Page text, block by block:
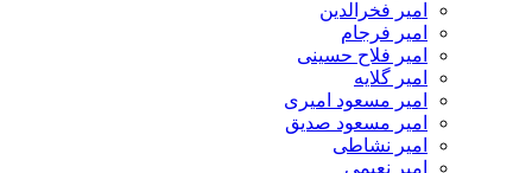
امیر فخرالدین
امیر فرجام
امیر فلاح حسینی
امیر گلایه
امیر مسعود امیری
امیر مسعود صدیق
امیر نشاطی
امیر نعیمی